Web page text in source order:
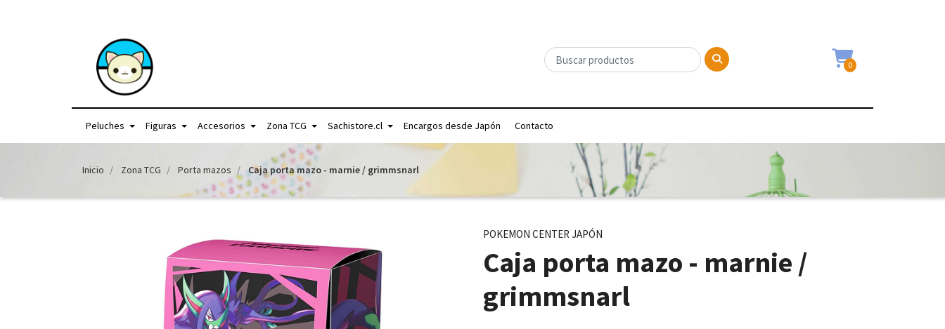
0
Peluches Figuras Accesorios Zona TCG Sachistore.cl Encargos desde Japón Contacto
Inicio Zona TCG Porta mazos Caja porta mazo - marnie / grimmsnarl
POKEMON CENTER JAPÓN
Caja porta mazo - marnie /
grimmsnarl